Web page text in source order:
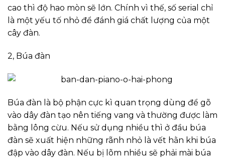
cao thì độ hao mòn sẽ lớn. Chính vì thế, số serial chỉ
là một yếu tố nhỏ để đánh giá chất lượng của một
cây đàn.
2, Búa đàn
Búa đàn là bộ phận cực kì quan trọng dùng để gõ
vào dây đàn tạo nên tiếng vang và thường được làm
bằng lông cừu. Nếu sử dụng nhiều thì ở đầu búa
đàn sẽ xuất hiện những rãnh nhỏ là vết hằn khi búa
đập vào dây đàn. Nếu bị lõm nhiều sẽ phải mài búa